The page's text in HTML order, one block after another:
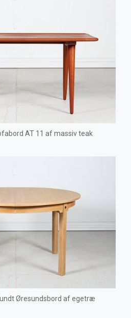
AT 11 af massiv teak
Øresundsbord af egetræ